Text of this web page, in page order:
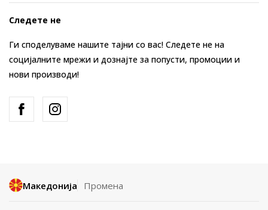
Следете не
Ги споделуваме нашите тајни со вас! Следете не на
социјалните мрежи и дознајте за попусти, промоции и
нови производи!
Македонија Промена